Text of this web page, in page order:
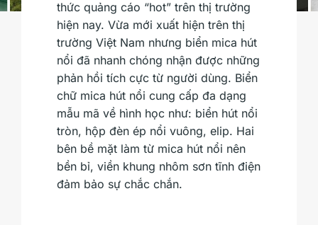
thức quảng cáo “hot” trên thị trường
hiện nay. Vừa mới xuất hiện trên thị
trường Việt Nam nhưng biển mica hút
nổi đã nhanh chóng nhận được những
phản hồi tích cực từ người dùng. Biển
chữ mica hút nổi cung cấp đa dạng
mẫu mã về hình học như: biển hút nổi
tròn, hộp đèn ép nổi vuông, elip. Hai
bên bề mặt làm từ mica hút nổi nên
bền bỉ, viền khung nhôm sơn tĩnh điện
đảm bảo sự chắc chắn.